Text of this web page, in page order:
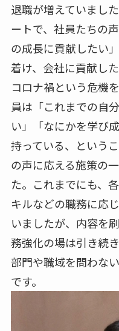
退職が増えていまし
ートで、社員たちの
の成長に貢献したい
着け、会社に貢献し
コロナ禍という危機
員は「これまでの自
い」「なにかを学び
持っている、という
の声に応える施策の
た。これまでにも、
キルなどの職務に応
いましたが、内容を
務強化の場は引き続
部門や職域を問わな
です。